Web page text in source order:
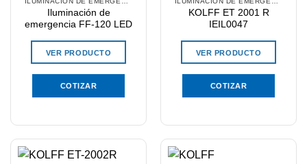
Iluminación de
emergencia FF-120 LED
VER PRODUCTO
COTIZAR
KOLFF ET 2001 R
IEIL0047
VER PRODUCTO
COTIZAR